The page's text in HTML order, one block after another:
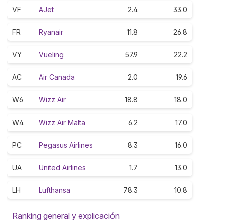
VF AJet 2.4 33.0
FR Ryanair 11.8 26.8
VY Vueling 57.9 22.2
AC Air Canada 2.0 19.6
W6 Wizz Air 18.8 18.0
W4 Wizz Air Malta 6.2 17.0
PC Pegasus Airlines 8.3 16.0
UA United Airlines 1.7 13.0
LH Lufthansa 78.3 10.8
Ranking general y explicación